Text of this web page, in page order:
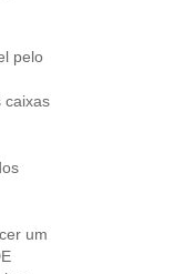
pelo
caixas
um